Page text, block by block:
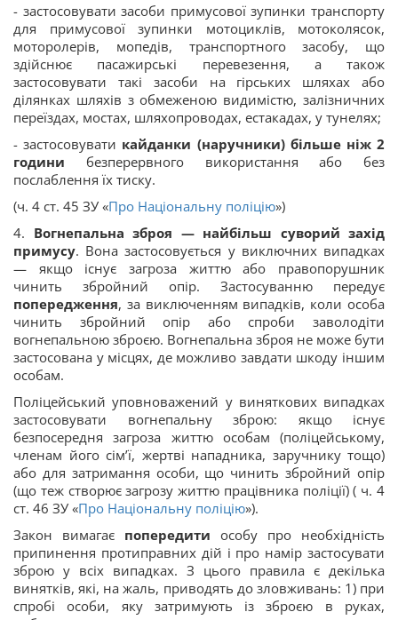
- застосовувати засоби примусової зупинки транспорту
для примусової зупинки мотоциклів, мотоколясок,
моторолерів, мопедів, транспортного засобу, що
здійснює пасажирські перевезення, а також
застосовувати такі засоби на гірських шляхах або
ділянках шляхів з обмеженою видимістю, залізничних
переїздах, мостах, шляхопроводах, естакадах, у тунелях;
- застосовувати кайданки (наручники) більше ніж 2
години безперервного використання або без
послаблення їх тиску.
(ч. 4 ст. 45 ЗУ «Про Національну поліцію»)
4. Вогнепальна зброя — найбільш суворий захід
примусу. Вона застосовується у виключних випадках
— якщо існує загроза життю або правопорушник
чинить збройний опір. Застосуванню передує
попередження, за виключенням випадків, коли особа
чинить збройний опір або спроби заволодіти
вогнепальною зброєю. Вогнепальна зброя не може бути
застосована у місцях, де можливо завдати шкоду іншим
особам.
Поліцейський уповноважений у виняткових випадках
застосовувати вогнепальну зброю: якщо існує
безпосередня загроза життю особам (поліцейському,
членам його сім’ї, жертві нападника, заручнику тощо)
або для затримання особи, що чинить збройний опір
(що теж створює загрозу життю працівника поліції) ( ч. 4
ст. 46 ЗУ «Про Національну поліцію»).
Закон вимагає попередити особу про необхідність
припинення протиправних дій і про намір застосувати
зброю у всіх випадках. З цього правила є декілька
винятків, які, на жаль, приводять до зловживань: 1) при
спробі особи, яку затримують із зброєю в руках,